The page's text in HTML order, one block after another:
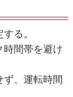
る。
時間帯を避け
ず、運転時間